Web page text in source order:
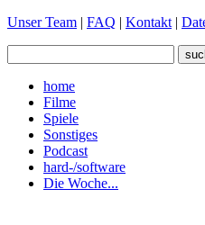
Unser Team | FAQ | Kontakt |
home
Filme
Spiele
Sonstiges
Podcast
hard-/software
Die Woche...